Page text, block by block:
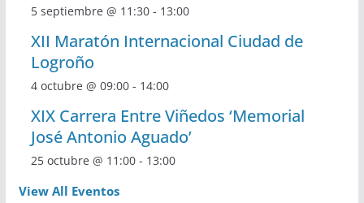
5 septiembre @ 11:30- 13:00
XII Maratón Internacional Ciudad de
Logroño
4 octubre @ 09:00- 14:00
XIX Carrera Entre Viñedos ‘Memorial
José Antonio Aguado’
25 octubre @ 11:00- 13:00
View All Eventos